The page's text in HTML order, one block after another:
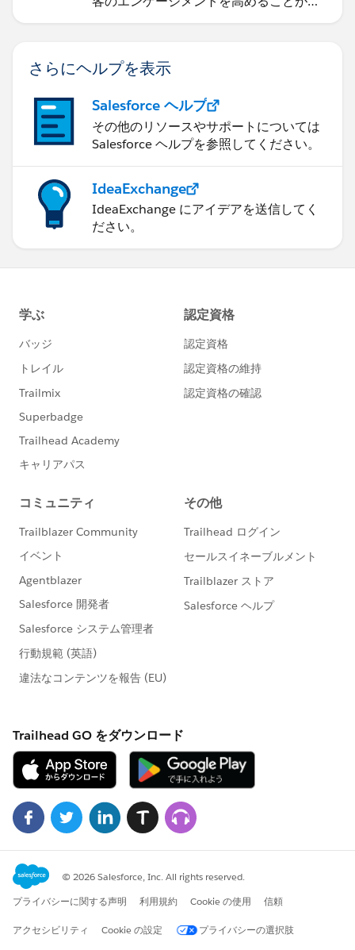
きるかを学習します。
さらにヘルプを表示
Salesforce ヘルプ
その他のリソースやサポートについては
Salesforce ヘルプを参照してください。
IdeaExchange
IdeaExchange にアイデアを送信してく
ださい。